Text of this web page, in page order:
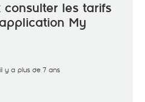
les tarifs
My
il y a plus de 7 ans